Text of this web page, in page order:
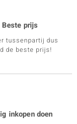
Beste prijs
tussenpartij dus
de beste prijs!
inkopen doen